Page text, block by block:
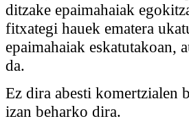
ditzake epaimahaiak
fitxategi hauek ematera
epaimahaiak
da.
Ez dira abesti komertzialen
izan beharko dira.